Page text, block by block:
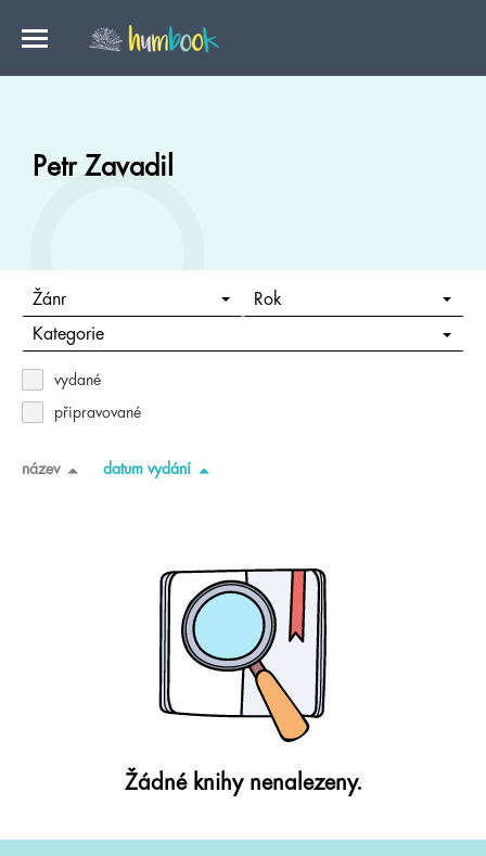
Petr Zavadil
Žánr Rok
Kategorie
vydané
připravované
název datum vydání
Žádné knihy nenalezeny.